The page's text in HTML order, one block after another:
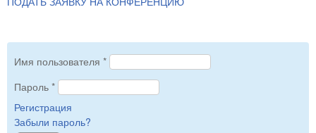
Имя пользователя *
Пароль *
Регистрация
Забыли пароль?